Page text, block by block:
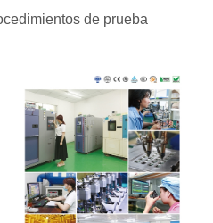
de prueba